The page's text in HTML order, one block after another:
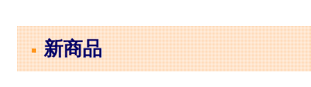
新商品